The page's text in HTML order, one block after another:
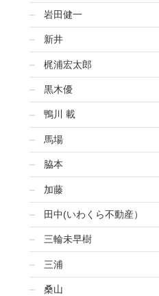
岩田健一
新井
梶浦宏太郎
黒木優
鴨川 載
馬場
脇本
加藤
田中(いわくら不動産）
三輪未早樹
三浦
桑山